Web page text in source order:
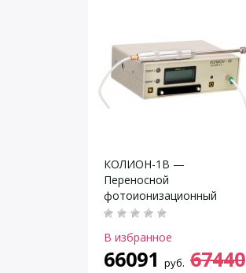
КОЛИОН-1В —
Переносной
фотоионизационный
газоанализатор
В избранное
66091 руб. 67440